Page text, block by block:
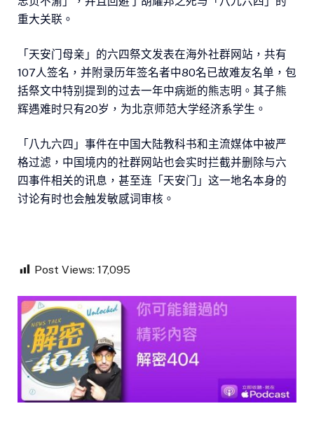
重大关联。
「天安门母亲」的六四祭文发表在海外社群网站，共有
107人签名，并附录历年签名者中80名已故难友名单，包
括祭文中特别提到的过去一年中病逝的熊志明。其子熊
辉遇难时只有20岁，为北京师范大学经济系学生。
「八九六四」事件在中国大陆教科书和主流媒体中被严
格过滤，中国境内的社群网站也会实时拦截并删除与六
四事件相关的讯息，甚至连「天安门」这一地名本身的
讨论有时也会触发敏感词审核。
Post Views: 17,095